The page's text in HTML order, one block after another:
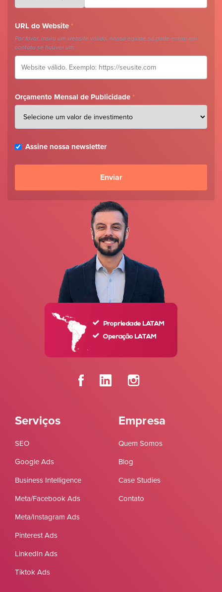
Serviços
SEO
Google Ads
Business Intelligence
Meta/Facebook Ads
Meta/Instagram Ads
Pinterest Ads
LinkedIn Ads
Tiktok Ads
Empresa
Quem Somos
Blog
Case Studies
Contato
URL do Website *
Por favor, insira um website válido, nossa equipe só pode entrar em
contato se houver um.
Orçamento Mensal de Publicidade *
Assine nossa newsletter